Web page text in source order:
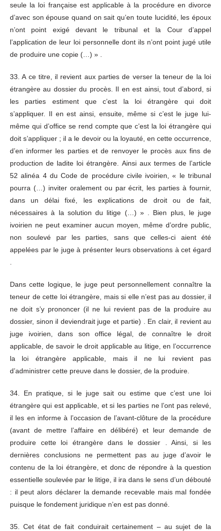
seule la loi française est applicable à la procédure en divorce
d’avec son épouse quand on sait qu’en toute lucidité, les époux
n’ont point exigé devant le tribunal et la Cour d’appel
l’application de leur loi personnelle dont ils n’ont point jugé utile
de produire une copie (…) » .
33. A ce titre, il revient aux parties de verser la teneur de la loi
étrangère au dossier du procès. Il en est ainsi, tout d’abord, si
les parties estiment que c’est la loi étrangère qui doit
s’appliquer. Il en est ainsi, ensuite, même si c’est le juge lui-
même qui d’office se rend compte que c’est la loi étrangère qui
doit s’appliquer ; il a le devoir ou la loyauté, en cette occurrence,
d’en informer les parties et de renvoyer le procès aux fins de
production de ladite loi étrangère. Ainsi aux termes de l’article
52 alinéa 4 du Code de procédure civile ivoirien, « le tribunal
pourra (…) inviter oralement ou par écrit, les parties à fournir,
dans un délai fixé, les explications de droit ou de fait,
nécessaires à la solution du litige (…) » . Bien plus, le juge
ivoirien ne peut examiner aucun moyen, même d’ordre public,
non soulevé par les parties, sans que celles-ci aient été
appelées par le juge à présenter leurs observations à cet égard
Dans cette logique, le juge peut personnellement connaître la
teneur de cette loi étrangère, mais si elle n’est pas au dossier, il
ne doit s’y prononcer (il ne lui revient pas de la produire au
dossier, sinon il deviendrait juge et partie) . En clair, il revient au
juge ivoirien, dans son office légal, de connaître le droit
applicable, de savoir le droit applicable au litige, en l’occurrence
la loi étrangère applicable, mais il ne lui revient pas
d’administrer cette preuve dans le dossier, de la produire.
34. En pratique, si le juge sait ou estime que c’est une loi
étrangère qui est applicable, et si les parties ne l’ont pas relevé,
il les en informe à l’occasion de l’avant-clôture de la procédure
(avant de mettre l’affaire en délibéré) et leur demande de
produire cette loi étrangère dans le dossier . Ainsi, si les
dernières conclusions ne permettent pas au juge d’avoir le
contenu de la loi étrangère, et donc de répondre à la question
essentielle soulevée par le litige, il ira dans le sens d’un débouté
: il peut alors déclarer la demande recevable mais mal fondée
puisque le fondement juridique n’en est pas donné.
35. Cet état de fait conduirait certainement – au sujet de la